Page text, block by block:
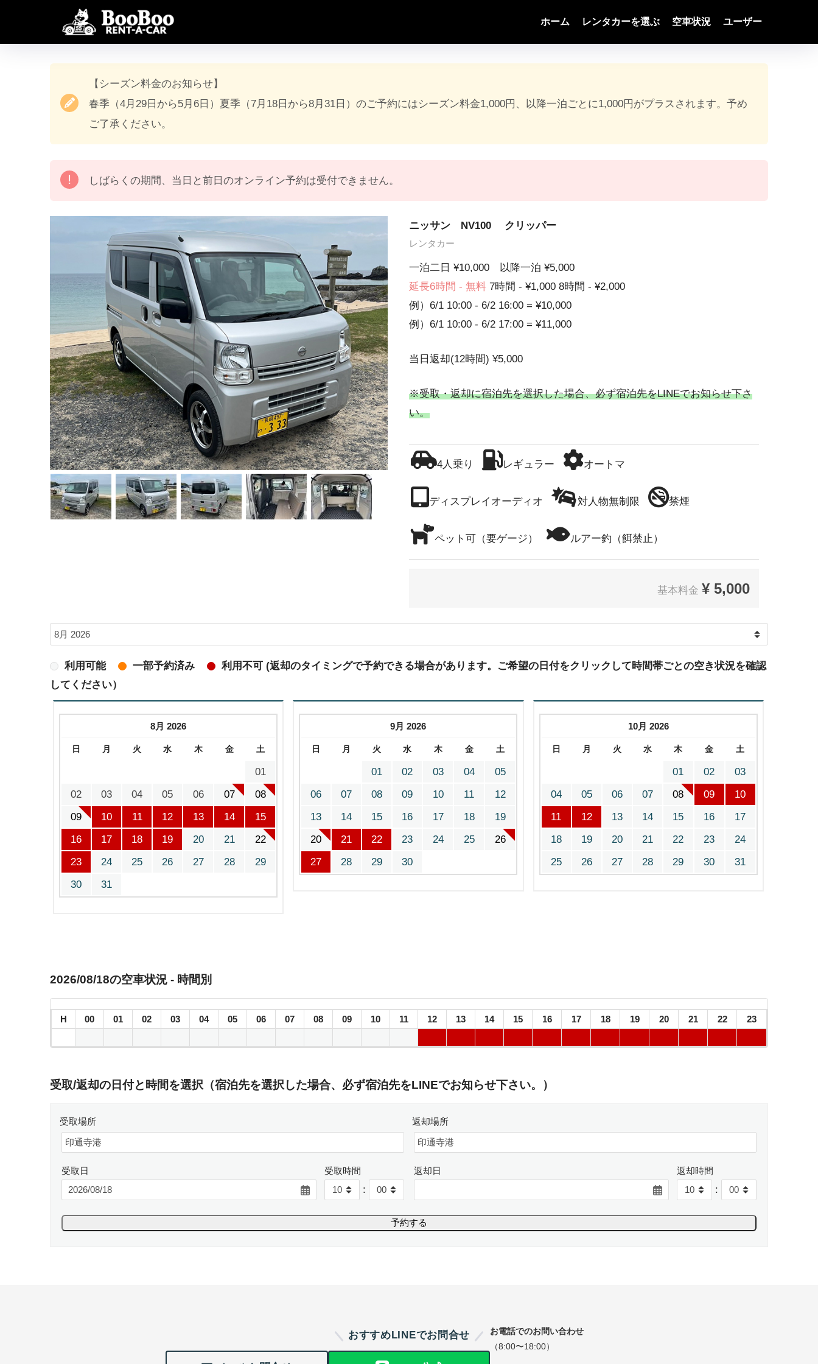
ホーム レンタカーを選ぶ 空車状況 ユーザー
【シーズン料金のお知らせ】
春季（4月29日から5月6日）夏季（7月18日から8月31日）のご予約にはシーズン料金1,000円、以降一泊ごとに1,000円がプラスされます。予め
ご了承ください。
しばらくの期間、当日と前日のオンライン予約は受付できません。
ニッサン NV100 クリッパー
レンタカー
一泊二日 ¥10,000 以降一泊 ¥5,000
延長6時間 - 無料 7時間 - ¥1,000 8時間 - ¥2,000
例）6/1 10:00 - 6/2 16:00 = ¥10,000
例）6/1 10:00 - 6/2 17:00 = ¥11,000
当日返却(12時間) ¥5,000
※受取・返却に宿泊先を選択した場合、必ず宿泊先をLINEでお知らせ下さ
い。
4人乗り レギュラー オートマ
ディスプレイオーディオ 対人物無制限 禁煙
ペット可（要ゲージ） ルアー釣（餌禁止）
基本料金 ¥ 5,000
利用可能 一部予約済み
利用不可 (返却のタイミングで予約できる場合があります。ご希望の日付をクリックして時間帯ごとの空き状況を確認
してください）
8月 2026
日 月 火 水 木 金 土
01
02
03 04 05 06 07
08
09
10 11 12 13 14
15
16
17 18 19 20 21
22
23
24 25 26 27 28
29
30
31
9月 2026
日 月 火 水 木 金 土
01 02 03 04
05
06
07 08 09 10 11
12
13
14 15 16 17 18
19
20
21 22 23 24 25
26
27
28 29 30
10月 2026
日 月 火 水 木 金 土
01 02
03
04
05 06 07 08 09
10
11
12 13 14 15 16
17
18
19 20 21 22 23
24
25
26 27 28 29 30 31
2026/08/18の空車状況 - 時間別
H 00 01 02 03 04 05 06 07 08 09 10 11 12 13 14 15 16 17 18 19 20 21 22 23
受取/返却の日付と時間を選択（宿泊先を選択した場合、必ず宿泊先をLINEでお知らせ下さい。）
受取場所 返却場所
受取日 受取時間
:
返却日 返却時間
:
おすすめLINEでお問合せ
お電話でのお問い合わせ
（8:00〜18:00）